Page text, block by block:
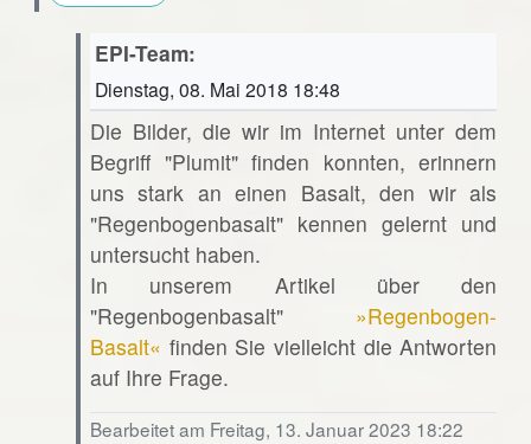
EPI-Team:
Dienstag, 08. Mai 2018 18:48
Die Bilder, die wir im Internet unter dem
Begriff "Plumit" finden konnten, erinnern
uns stark an einen Basalt, den wir als
"Regenbogenbasalt" kennen gelernt und
untersucht haben.
In unserem Artikel über den
"Regenbogenbasalt" »Regenbogen-
Basalt« finden Sie vielleicht die Antworten
auf Ihre Frage.
Bearbeitet am Freitag, 13. Januar 2023 18:22